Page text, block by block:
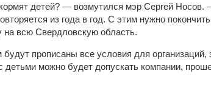
детей? — возмутился мэр Сергей
из года в год. С этим нужно
на всю Свердловскую область.
прописаны все условия для
можно будет допускать компании,